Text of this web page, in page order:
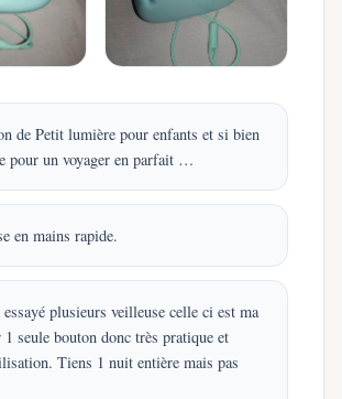
de Petit lumière pour enfants et si bien
pour un voyager en parfait …
en mains rapide.
plusieurs veilleuse celle ci est ma
1 seule bouton donc très pratique et
Tiens 1 nuit entière mais pas